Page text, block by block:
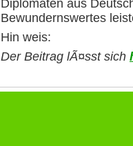
Diplomaten aus
Bewundernswertes
Hin weis:
Der Beitrag lÃ¤sst sich